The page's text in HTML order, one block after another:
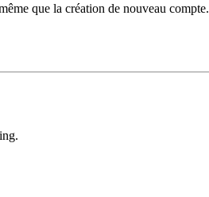
que la création de nouveau compte.